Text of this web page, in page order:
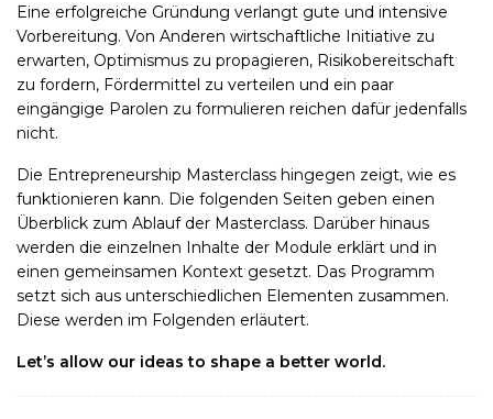
Eine erfolgreiche Gründung verlangt gute und intensive
Vorbereitung. Von Anderen wirtschaftliche Initiative zu
erwarten, Optimismus zu propagieren, Risikobereitschaft
zu fordern, Fördermittel zu verteilen und ein paar
eingängige Parolen zu formulieren reichen dafür jedenfalls
nicht.
Die Entrepreneurship Masterclass hingegen zeigt, wie es
funktionieren kann. Die folgenden Seiten geben einen
Überblick zum Ablauf der Masterclass. Darüber hinaus
werden die einzelnen Inhalte der Module erklärt und in
einen gemeinsamen Kontext gesetzt. Das Programm
setzt sich aus unterschiedlichen Elementen zusammen.
Diese werden im Folgenden erläutert.
Let’s allow our ideas to shape a better world.